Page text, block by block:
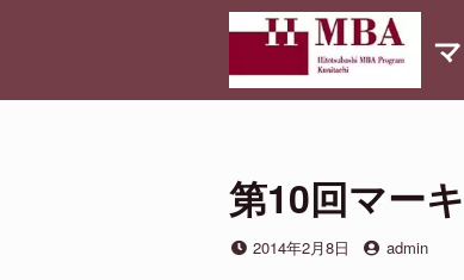
ン
第10回マー
投
2014年2月8日
投
admin